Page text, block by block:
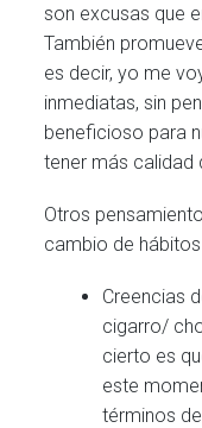
son excusas que
También
es decir, yo me
inmediatas, sin
beneficioso para
tener más calidad
Otros
cambio de
Creencias
cigarro/
cierto es
este
términos